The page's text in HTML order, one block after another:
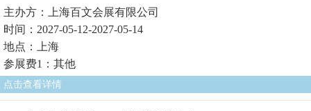
主办方：上海百文会展有限公司
时间：2027-05-12-2027-05-14
地点：上海
参展费1：其他
点击查看详情